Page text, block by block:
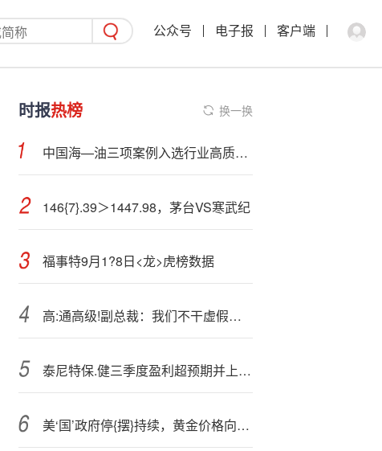
公众号 电子报 客户端
时报热榜 换一换
中国海—油三项案例入选行业高质量数据集案例
146{7}.39＞1447.98，茅台VS寒武纪
福事特9月1?8日<龙>虎榜数据
高:通高级!副总裁：我们不干虚假跑分这种事
泰尼特保.健三季度盈利超预期并上调全年指引
美‘国’政府停{摆}持续，黄金价格向4000美元关口迈进